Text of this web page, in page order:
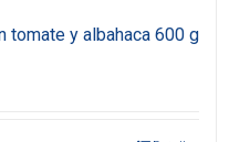
tomate y albahaca 600 g